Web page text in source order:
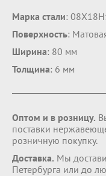
Марка стали:
Поверхность:
Ширина: 80 мм
Толщина: 6 мм
Оптом и в розницу.
поставки
розничную покупку.
Доставка. Мы
Петербурга или до